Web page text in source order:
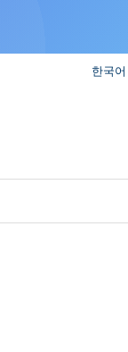
한국어